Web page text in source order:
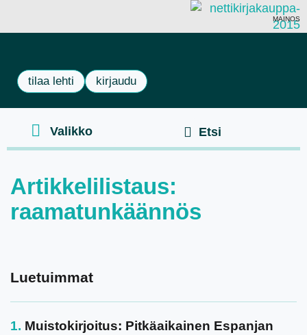
MAINOS
tilaa lehti kirjaudu
Artikkelilistaus:
raamatunkäännös
Luetuimmat
Muistokirjoitus: Pitkäaikainen Espanjan